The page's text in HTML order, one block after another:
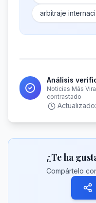
arbitraje
Análisis
Noticias Más
contrastado
Actualizado:
¿Te ha
Compártelo